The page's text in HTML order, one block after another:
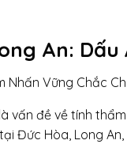
An:
Vững Chắc
vấn đề về tính
Đức Hòa, Long